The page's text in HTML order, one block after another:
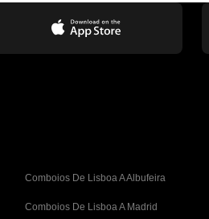
Comboios De Lisboa A Albufeira
Comboios De Lisboa A Madrid